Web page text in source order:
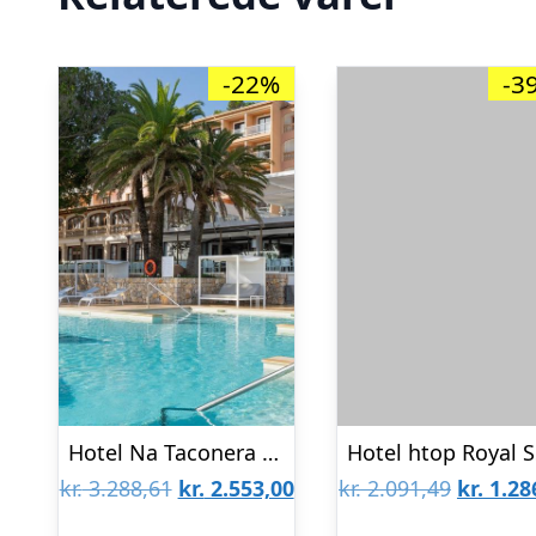
-22%
Hotel Na Taconera Sport & Relax
kr.3.288,61 Den
kr. 2.553,00Den
-
kr.2.091,49 Den
kr.